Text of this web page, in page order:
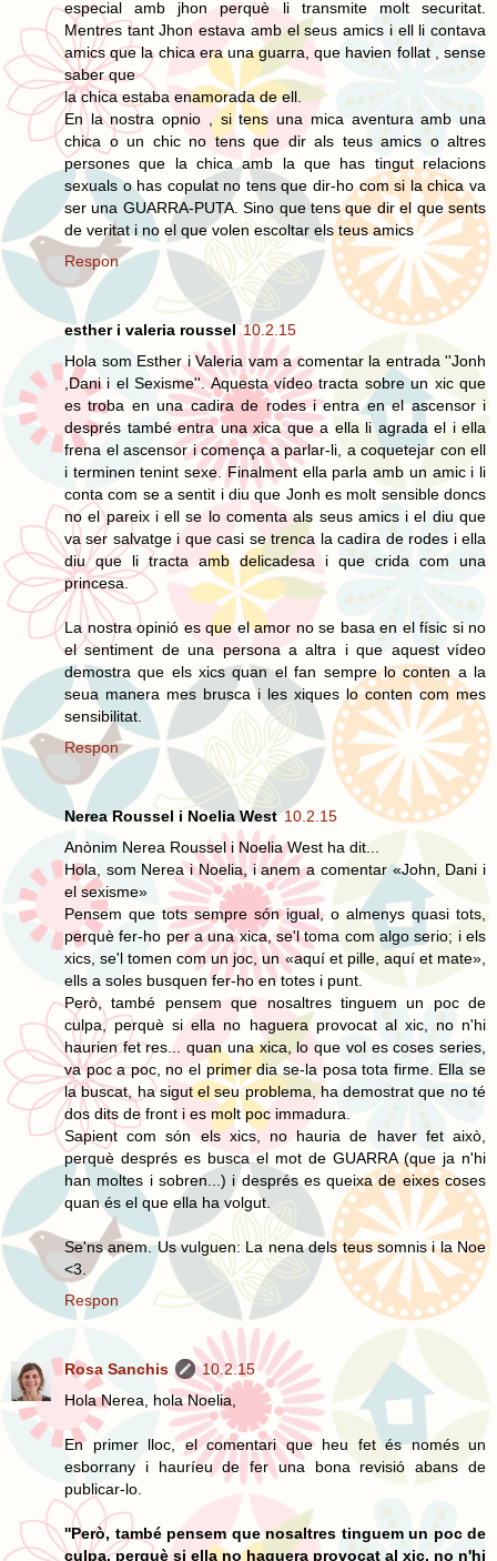
especial amb jhon perquè li transmite molt securitat.
Mentres tant Jhon estava amb el seus amics i ell li contava
amics que la chica era una guarra, que havien follat , sense
saber que
la chica estaba enamorada de ell.
En la nostra opnio , si tens una mica aventura amb una
chica o un chic no tens que dir als teus amics o altres
persones que la chica amb la que has tingut relacions
sexuals o has copulat no tens que dir-ho com si la chica va
ser una GUARRA-PUTA. Sino que tens que dir el que sents
de veritat i no el que volen escoltar els teus amics
Respon
esther i valeria roussel 10.2.15
Hola som Esther i Valeria vam a comentar la entrada ''Jonh
,Dani i el Sexisme''. Aquesta vídeo tracta sobre un xic que
es troba en una cadira de rodes i entra en el ascensor i
després també entra una xica que a ella li agrada el i ella
frena el ascensor i comença a parlar-li, a coquetejar con ell
i terminen tenint sexe. Finalment ella parla amb un amic i li
conta com se a sentit i diu que Jonh es molt sensible doncs
no el pareix i ell se lo comenta als seus amics i el diu que
va ser salvatge i que casi se trenca la cadira de rodes i ella
diu que li tracta amb delicadesa i que crida com una
princesa.
La nostra opinió es que el amor no se basa en el físic si no
el sentiment de una persona a altra i que aquest vídeo
demostra que els xics quan el fan sempre lo conten a la
seua manera mes brusca i les xiques lo conten com mes
sensibilitat.
Respon
Nerea Roussel i Noelia West 10.2.15
Anònim Nerea Roussel i Noelia West ha dit...
Hola, som Nerea i Noelia, i anem a comentar «John, Dani i
el sexisme»
Pensem que tots sempre són igual, o almenys quasi tots,
perquè fer-ho per a una xica, se'l toma com algo serio; i els
xics, se'l tomen com un joc, un «aquí et pille, aquí et mate»,
ells a soles busquen fer-ho en totes i punt.
Però, també pensem que nosaltres tinguem un poc de
culpa, perquè si ella no haguera provocat al xic, no n'hi
haurien fet res... quan una xica, lo que vol es coses series,
va poc a poc, no el primer dia se-la posa tota firme. Ella se
la buscat, ha sigut el seu problema, ha demostrat que no té
dos dits de front i es molt poc immadura.
Sapient com són els xics, no hauria de haver fet això,
perquè després es busca el mot de GUARRA (que ja n'hi
han moltes i sobren...) i després es queixa de eixes coses
quan és el que ella ha volgut.
Se'ns anem. Us vulguen: La nena dels teus somnis i la Noe
<3.
Respon
Rosa Sanchis
10.2.15
Hola Nerea, hola Noelia,
En primer lloc, el comentari que heu fet és només un
esborrany i hauríeu de fer una bona revisió abans de
publicar-lo.
''Però, també pensem que nosaltres tinguem un poc de
culpa, perquè si ella no haguera provocat al xic, no n'hi